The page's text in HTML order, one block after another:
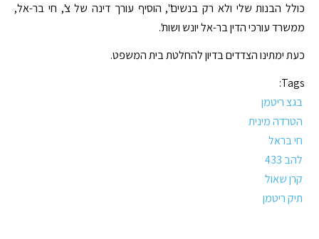
כולל הבנות שלי ולא רק בנשים", הוסיף עורך דינה של צ', חי בר-אל,
ממשרד עורכי הדין בר-אל יונש ושות'.
כעת ימתינו הצדדים בדיון להחלטת בית המשפט.
Tags:
בגצ ריטמן
הטרדה מינית
חי בראל
להב 433
קרן שאול
תיק ריטמן